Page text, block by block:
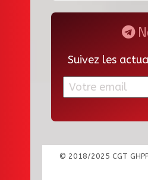
Suivez les
© 2018/2025 CGT